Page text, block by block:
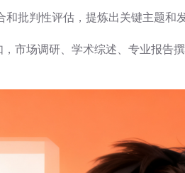
批判性评估，提炼出关键主题和
市场调研、学术综述、专业报告